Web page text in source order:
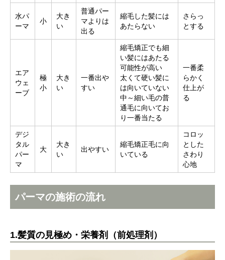
水パ
ーマ
小
大き
い
普通パー
マよりは
出る
縮毛した髪には
あたらない
さらっ
とする
エア
ウェ
ーブ
極
小
大き
い
一番出や
すい
縮毛矯正でも細
い髪にはあたる
可能性が高い
太くて硬い髪に
は向いていない
中～細い毛の普
通毛に向いてお
り一番当たる
一番柔
らかく
仕上が
る
デジ
タル
パー
マ
大
大き
い
出やすい
縮毛矯正毛に向
いている
コロッ
とした
さわり
心地
パーマの施術の流れ
1.髪質の見極め・栄養剤（前処理剤）